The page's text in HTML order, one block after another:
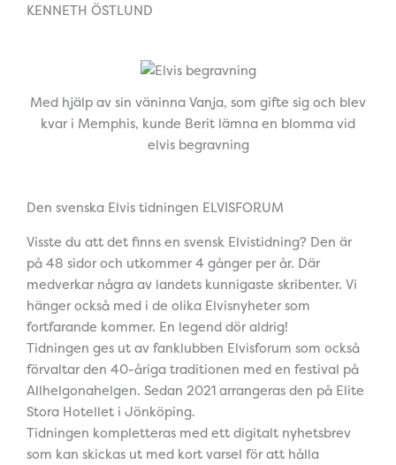
KENNETH ÖSTLUND
Med hjälp av sin väninna Vanja, som gifte sig och blev
kvar i Memphis, kunde Berit lämna en blomma vid
elvis begravning
Den svenska Elvis tidningen ELVISFORUM
Visste du att det finns en svensk Elvistidning? Den är
på 48 sidor och utkommer 4 gånger per år. Där
medverkar några av landets kunnigaste skribenter. Vi
hänger också med i de olika Elvisnyheter som
fortfarande kommer. En legend dör aldrig!
Tidningen ges ut av fanklubben Elvisforum som också
förvaltar den 40-åriga traditionen med en festival på
Allhelgonahelgen. Sedan 2021 arrangeras den på Elite
Stora Hotellet i Jönköping.
Tidningen kompletteras med ett digitalt nyhetsbrev
som kan skickas ut med kort varsel för att hålla